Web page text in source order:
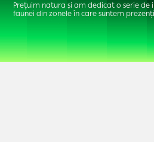
Prețuim natura și am dedicat o serie
faunei din zonele în care suntem